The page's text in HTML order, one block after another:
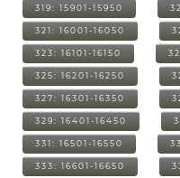
319: 15901-15950
321: 16001-16050
323: 16101-16150
325: 16201-16250
327: 16301-16350
329: 16401-16450
331: 16501-16550
333: 16601-16650